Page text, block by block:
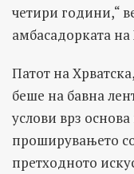
четири години,“
амбасадорката
Патот на
беше на бавна
услови врз
проширувањето
претходното